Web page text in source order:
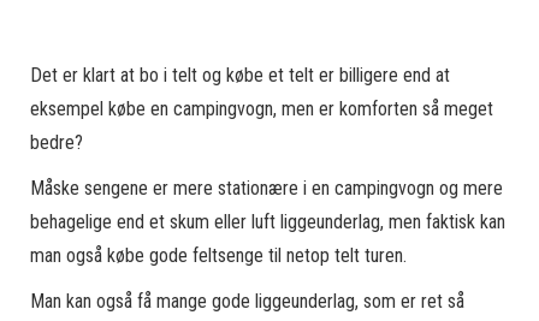
Det er klart at bo i telt og købe et telt er billigere end at
eksempel købe en campingvogn, men er komforten så meget
bedre?
Måske sengene er mere stationære i en campingvogn og mere
behagelige end et skum eller luft liggeunderlag, men faktisk kan
man også købe gode feltsenge til netop telt turen.
Man kan også få mange gode liggeunderlag, som er ret så